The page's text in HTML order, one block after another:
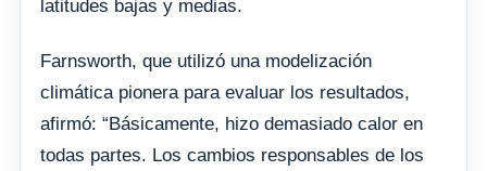
latitudes bajas y medias.
Farnsworth, que utilizó una modelización
climática pionera para evaluar los resultados,
afirmó: “Básicamente, hizo demasiado calor en
todas partes. Los cambios responsables de los